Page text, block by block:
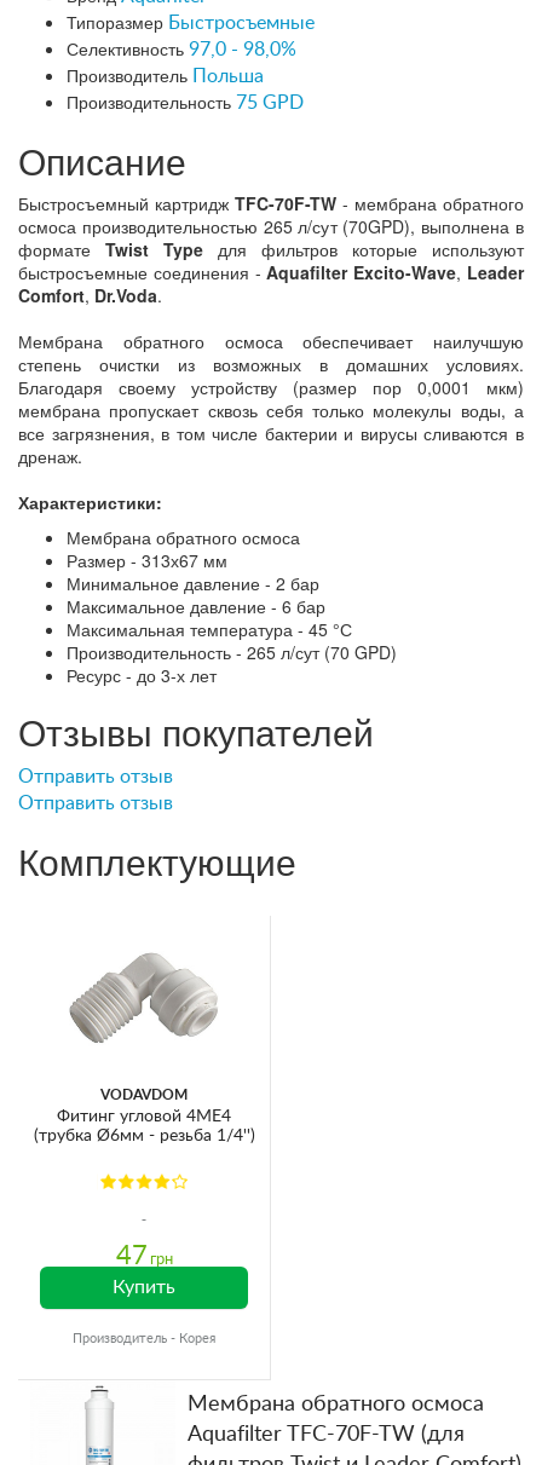
Типоразмер Быстросъемные
Селективность 97,0 - 98,0%
Производитель Польша
Производительность 75 GPD
Описание
Быстросъемный картридж TFC-70F-TW - мембрана обратного
осмоса производительностью 265 л/сут (70GPD), выполнена в
формате Twist Type для фильтров которые используют
быстросъемные соединения -Aquafilter Excito-Wave, Leader
Comfort, Dr.Voda.
Мембрана обратного осмоса обеспечивает наилучшую
степень очистки из возможных в домашних условиях.
Благодаря своему устройству (размер пор 0,0001 мкм)
мембрана пропускает сквозь себя только молекулы воды, а
все загрязнения, в том числе бактерии и вирусы сливаются в
дренаж.
Характеристики:
Мембрана обратного осмоса
Размер - 313х67 мм
Минимальное давление - 2 бар
Максимальное давление - 6 бар
Максимальная температура - 45 °С
Производительность - 265 л/сут (70 GPD)
Ресурс - до 3-х лет
Отзывы покупателей
Отправить отзыв
Отправить отзыв
Комплектующие
VODAVDOM
Фитинг угловой 4ME4
(трубка Ø6мм - резьба 1/4'')
47 грн
Купить
Производитель - Корея
Мембрана обратного осмоса
Aquafilter TFC-70F-TW (для